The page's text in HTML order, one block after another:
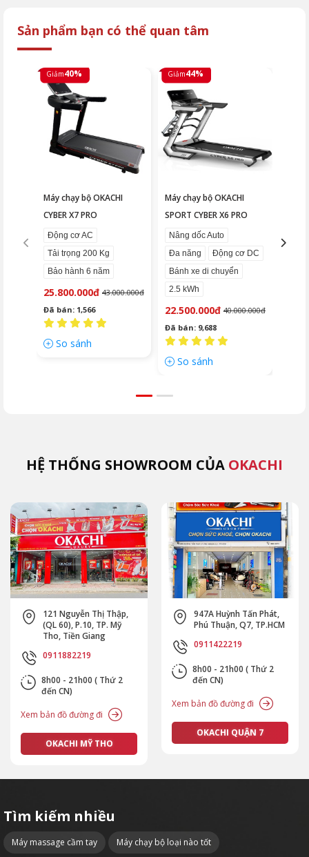
Sản phẩm bạn có thể quan tâm
Giảm40%
Máy chạy bộ OKACHI
CYBER X7 PRO
Động cơ AC
Tải trọng 200 Kg
Bảo hành 6 năm
25.800.000đ 43.000.000đ
Đã bán: 1,566
So sánh
Giảm44%
Máy chạy bộ OKACHI
SPORT CYBER X6 PRO
Nâng dốc Auto
Đa năng
Động cơ DC
Bánh xe di chuyển
2.5 kWh
22.500.000đ 40.000.000đ
Đã bán: 9,688
So sánh
HỆ THỐNG SHOWROOM CỦA OKACHI
121 Nguyễn Thị Thập,
(QL 60), P.10, TP. Mỹ
Tho, Tiền Giang
0911882219
8h00 - 21h00 ( Thứ 2
đến CN)
Xem bản đồ đường đi
OKACHI MỸ THO
947A Huỳnh Tấn Phát,
Phú Thuận, Q7, TP.HCM
0911422219
8h00 - 21h00 ( Thứ 2
đến CN)
Xem bản đồ đường đi
OKACHI QUẬN 7
Tìm kiếm nhiều
Máy massage cầm tay Máy chạy bộ loại nào tốt